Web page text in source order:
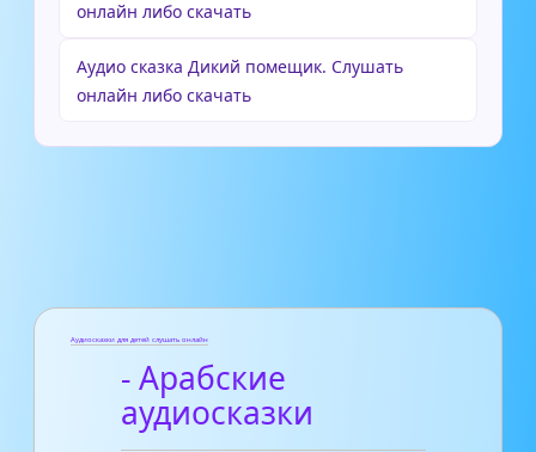
онлайн либо скачать
Аудио сказка Дикий помещик. Слушать
онлайн либо скачать
Аудиосказки для детей слушать онлайн
- Арабские
аудиосказки